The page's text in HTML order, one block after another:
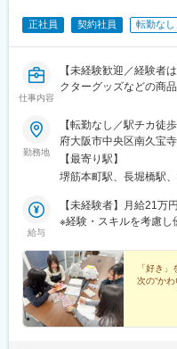
正社員 契約社員 転勤なし
仕事内容
【未経験歓迎／経験者
クターグッズなどの商
勤務地
【転勤なし／駅チカ徒
府大阪市中央区南久宝
Osaka Metro「堺筋本
駅より徒歩6分※受動喫
【最寄り駅】
堺筋本町駅、長堀橋駅
給与
【未経験者】月給21万
※経験・スキルを考慮し
遇いたします＜賞与に
ます※考課期間内に4カ
与は業績により支給（
「好き
次の“か